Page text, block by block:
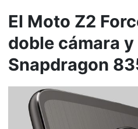
El Moto Z2
doble cámara y
Snapdragon